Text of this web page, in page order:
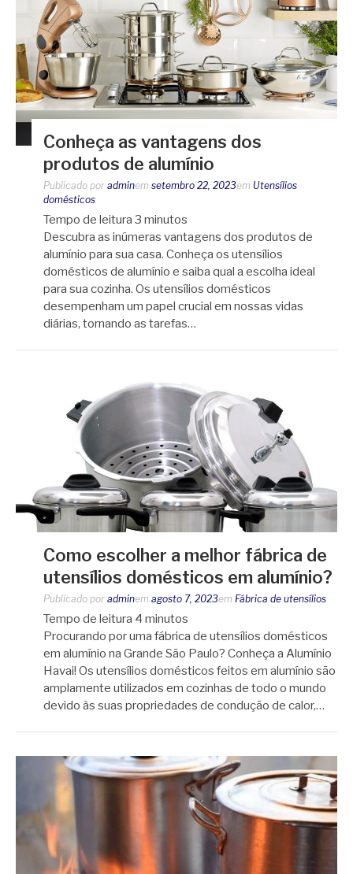
Conheça as vantagens dos
produtos de alumínio
Publicado por adminem setembro 22, 2023em Utensílios
domésticos
Tempo de leitura 3 minutos
Descubra as inúmeras vantagens dos produtos de
alumínio para sua casa. Conheça os utensílios
domésticos de alumínio e saiba qual a escolha ideal
para sua cozinha. Os utensílios domésticos
desempenham um papel crucial em nossas vidas
diárias, tornando as tarefas…
Como escolher a melhor fábrica de
utensílios domésticos em alumínio?
Publicado por adminem agosto 7, 2023em Fábrica de utensílios
Tempo de leitura 4 minutos
Procurando por uma fábrica de utensílios domésticos
em alumínio na Grande São Paulo? Conheça a Alumínio
Havai! Os utensílios domésticos feitos em alumínio são
amplamente utilizados em cozinhas de todo o mundo
devido às suas propriedades de condução de calor,…